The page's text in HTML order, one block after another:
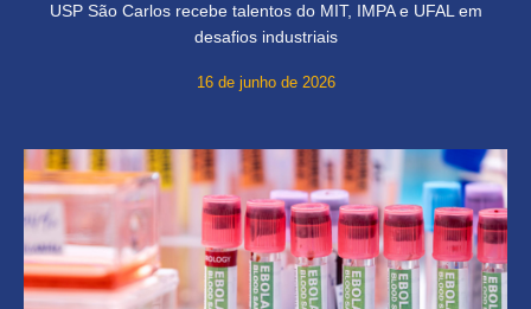
USP São Carlos recebe talentos do MIT, IMPA e UFAL em
desafios industriais
16 de junho de 2026